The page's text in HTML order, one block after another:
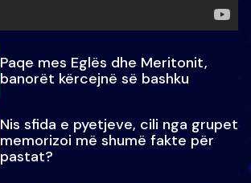
Paqe mes Eglës dhe Meritonit,
banorët kërcejnë së bashku
Nis sfida e pyetjeve, cili nga grupet
memorizoi më shumë fakte për
pastat?